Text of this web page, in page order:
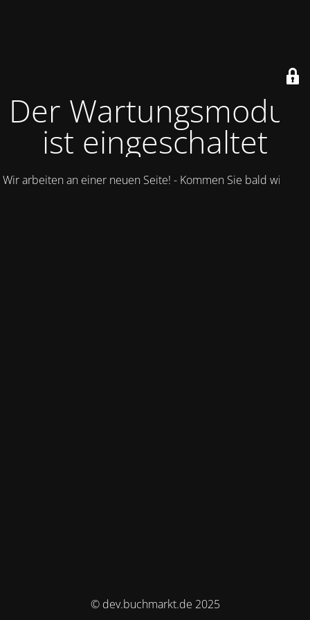
Der Wartungsmodus
ist eingeschaltet
Wir arbeiten an einer neuen Seite! - Kommen Sie bald wieder.
© dev.buchmarkt.de 2025